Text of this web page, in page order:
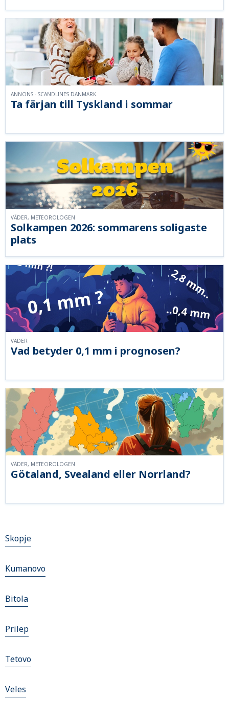
Ta färjan till Tyskland i sommar
ANNONS - SCANDLINES DANMARK
Solkampen 2026: sommarens soligaste
plats
VÄDER, METEOROLOGEN
Vad betyder 0,1 mm i prognosen?
VÄDER
Götaland, Svealand eller Norrland?
VÄDER, METEOROLOGEN
Skopje
Kumanovo
Bitola
Prilep
Tetovo
Veles